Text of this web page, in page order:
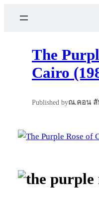
The
Cairo
Published byณ.คอน ลั